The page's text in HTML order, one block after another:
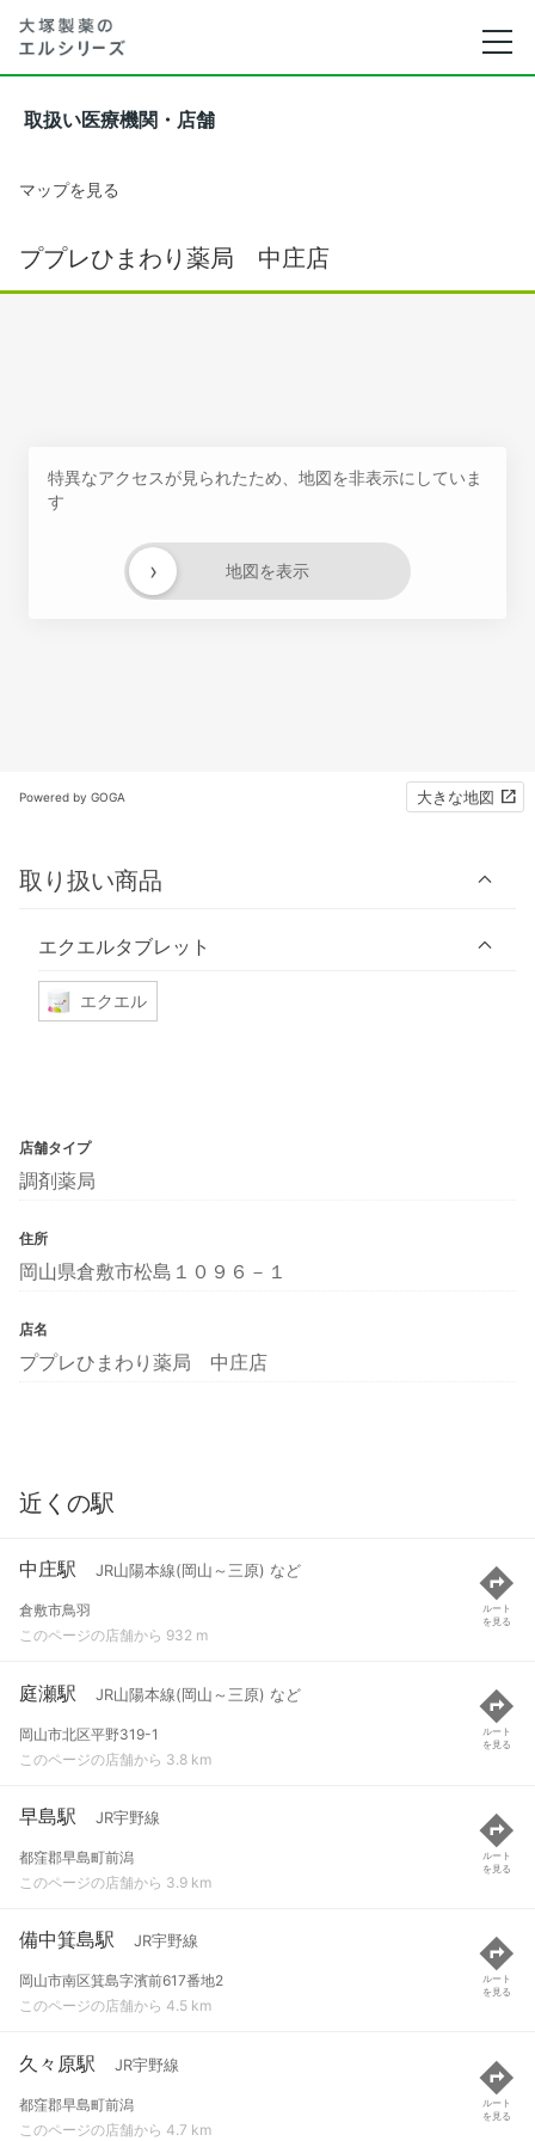
取扱い医療機関・店舗
マップを見る
ププレひまわり薬局 中庄店
特異なアクセスが見られたため、地図を非表示にしていま
す
地図を表示
›
Powered by GOGA 大きな地図
取り扱い商品
エクエルタブレット
エクエル
店舗タイプ
調剤薬局
住所
岡山県倉敷市松島１０９６－１
店名
ププレひまわり薬局 中庄店
近くの駅
中庄駅 JR山陽本線(岡山～三原) など
倉敷市鳥羽
このページの店舗から 932 m
ルート
を見る
庭瀬駅 JR山陽本線(岡山～三原) など
岡山市北区平野319-1
このページの店舗から 3.8 km
ルート
を見る
早島駅 JR宇野線
都窪郡早島町前潟
このページの店舗から 3.9 km
ルート
を見る
備中箕島駅 JR宇野線
岡山市南区箕島字濱前617番地2
このページの店舗から 4.5 km
ルート
を見る
久々原駅 JR宇野線
都窪郡早島町前潟
このページの店舗から 4.7 km
ルート
を見る